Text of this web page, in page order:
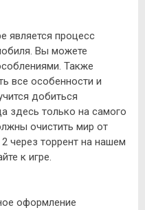
является процесс
Вы можете
Также
все особенности и
добиться
здесь только на самого
очистить мир от
через торрент на нашем
к игре.
оформление